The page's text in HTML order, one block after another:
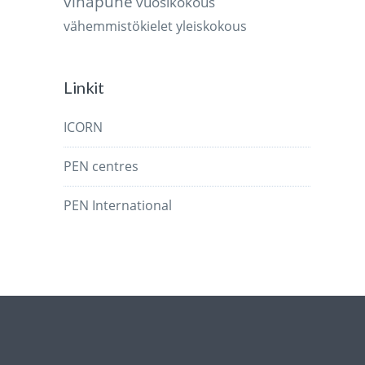
vähemmistökieletyleiskokous
Linkit
ICORN
PEN centres
PEN International